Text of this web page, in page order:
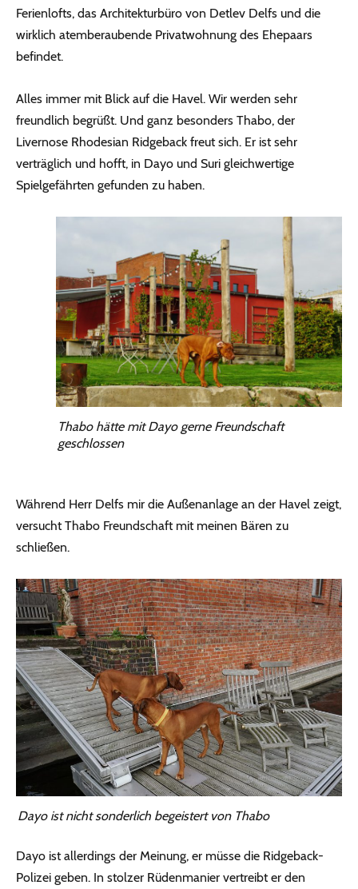
Ferienlofts, das Architekturbüro von Detlev Delfs und die
wirklich atemberaubende Privatwohnung des Ehepaars
befindet.
Alles immer mit Blick auf die Havel. Wir werden sehr
freundlich begrüßt. Und ganz besonders Thabo, der
Livernose Rhodesian Ridgeback freut sich. Er ist sehr
verträglich und hofft, in Dayo und Suri gleichwertige
Spielgefährten gefunden zu haben.
Thabo hätte mit Dayo gerne Freundschaft
geschlossen
Während Herr Delfs mir die Außenanlage an der Havel zeigt,
versucht Thabo Freundschaft mit meinen Bären zu
schließen.
Dayo ist nicht sonderlich begeistert von Thabo
Dayo ist allerdings der Meinung, er müsse die Ridgeback-
Polizei geben. In stolzer Rüdenmanier vertreibt er den